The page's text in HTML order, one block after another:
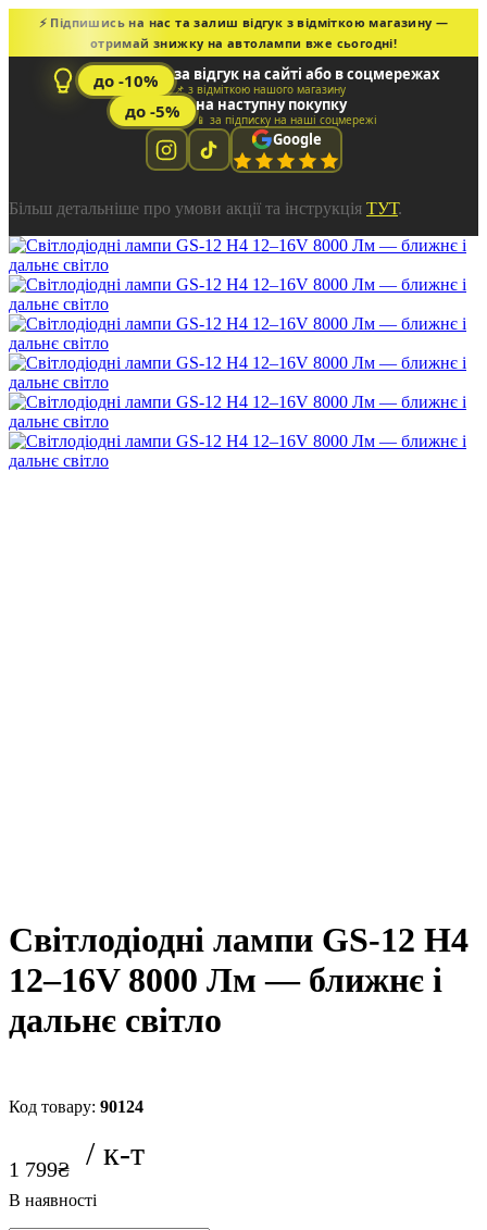
⚡ Підпишись на нас та залиш відгук з відміткою магазину —
отримай знижку на автолампи вже сьогодні!
до -10% за відгук на сайті або в соцмережах
📌 з відміткою нашого магазину
до -5% на наступну покупку
📱 за підписку на наші соцмережі
Google
Більш детальніше про умови акції та інструкція ТУТ.
Світлодіодні лампи GS-12 H4
12–16V 8000 Лм — ближнє і
дальнє світло
90124
1 799₴